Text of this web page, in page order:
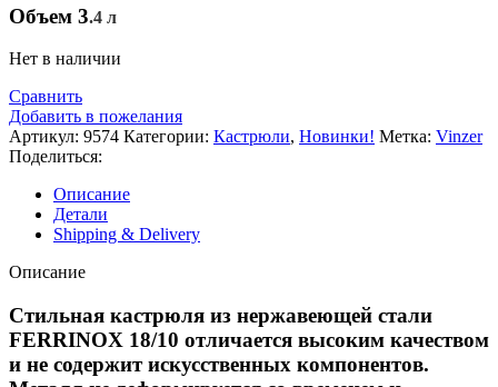
Объем 3.4 л
Нет в наличии
Сравнить
Добавить в пожелания
Артикул: 9574 Категории: Кастрюли, Новинки! Метка: Vinzer
Поделиться:
Описание
Детали
Shipping & Delivery
Описание
Стильная кастрюля из нержавеющей стали
FERRINOX 18/10 отличается высоким качеством
и не содержит искусственных компонентов.